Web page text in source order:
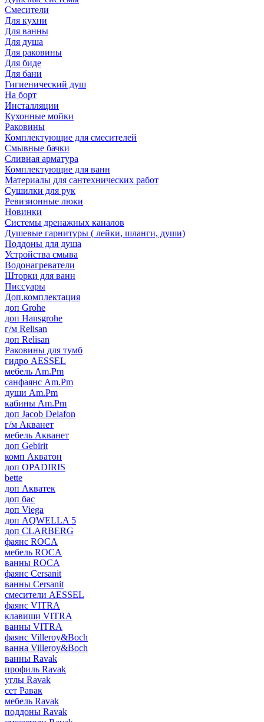
Смесители
Для кухни
Для ванны
Для душа
Для раковины
Для биде
Для бани
Гигиенический душ
На борт
Инсталляции
Кухонные мойки
Раковины
Комплектующие для смесителей
Смывные бачки
Сливная арматура
Комплектующие для ванн
Материалы для сантехнических работ
Сушилки для рук
Ревизионные люки
Новинки
Системы дренажных каналов
Душевые гарнитуры ( лейки, шланги, души)
Поддоны для душа
Устройства смыва
Водонагреватели
Шторки для ванн
Писсуары
Доп.комплектация
доп Grohe
доп Hansgrohe
г/м Relisan
доп Relisan
Раковины для тумб
гидро AESSEL
мебель Am.Pm
санфаянс Am.Pm
души Am.Pm
кабины Am.Pm
доп Jacob Delafon
г/м Акванет
мебель Акванет
доп Gebirit
комп Акватон
доп OPADIRIS
bette
доп Акватек
доп бас
доп Viega
доп AQWELLA 5
доп CLARBERG
фаянс ROCA
мебель ROCA
ванны ROCA
фаянс Cersanit
ванны Cersanit
смесители AESSEL
фаянс VITRA
клавиши VITRA
ванны VITRA
фаянс Villeroy&Boch
ванна Villeroy&Boch
ванны Ravak
профиль Ravak
углы Ravak
сет Равак
мебель Ravak
поддоны Ravak